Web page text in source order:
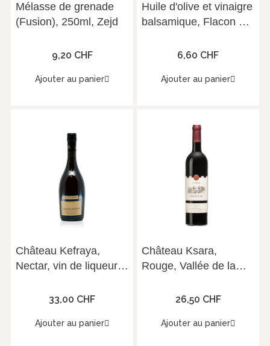
Mélasse de grenade
(Fusion), 250ml, Zejd
9,20 CHF
Ajouter au panier
Huile d'olive et vinaigre
balsamique, Flacon de
6,60 CHF
Ajouter au panier
Château Kefraya,
Nectar, vin de liqueur,
2020, 50 cl, 18.5°
33,00 CHF
Ajouter au panier
Château Ksara,
Rouge, Vallée de la
26,50 CHF
Ajouter au panier